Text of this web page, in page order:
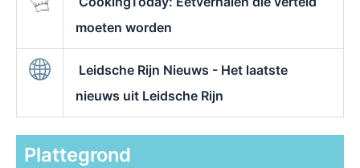
moeten worden
Leidsche Rijn Nieuws - Het laatste
nieuws uit Leidsche Rijn
Plattegrond